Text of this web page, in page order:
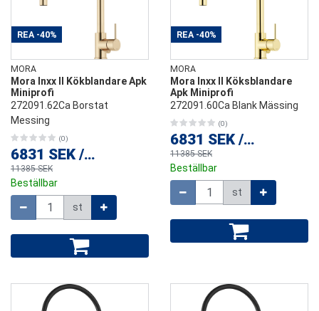
REA -40%
MORA
Mora Inxx II Kökblandare Apk
Miniprofi
272091.62Ca Borstat
Messing
(0)
6831 SEK / st
11385 SEK
Beställbar
st
REA -40%
MORA
Mora Inxx II Köksblandare
Apk Miniprofi
272091.60Ca Blank Mässing
(0)
6831 SEK / st
11385 SEK
Beställbar
st